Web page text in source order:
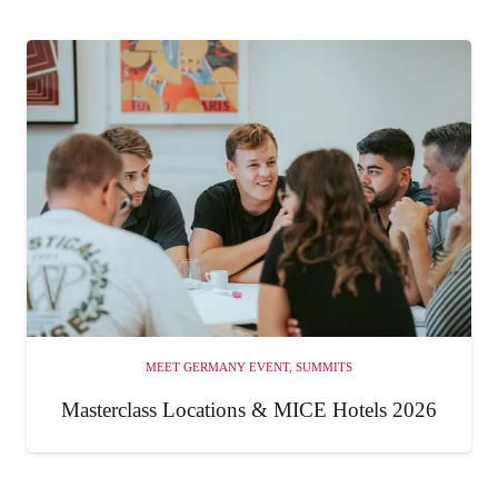
MEET GERMANY EVENT, SUMMITS
Masterclass Locations & MICE Hotels 2026